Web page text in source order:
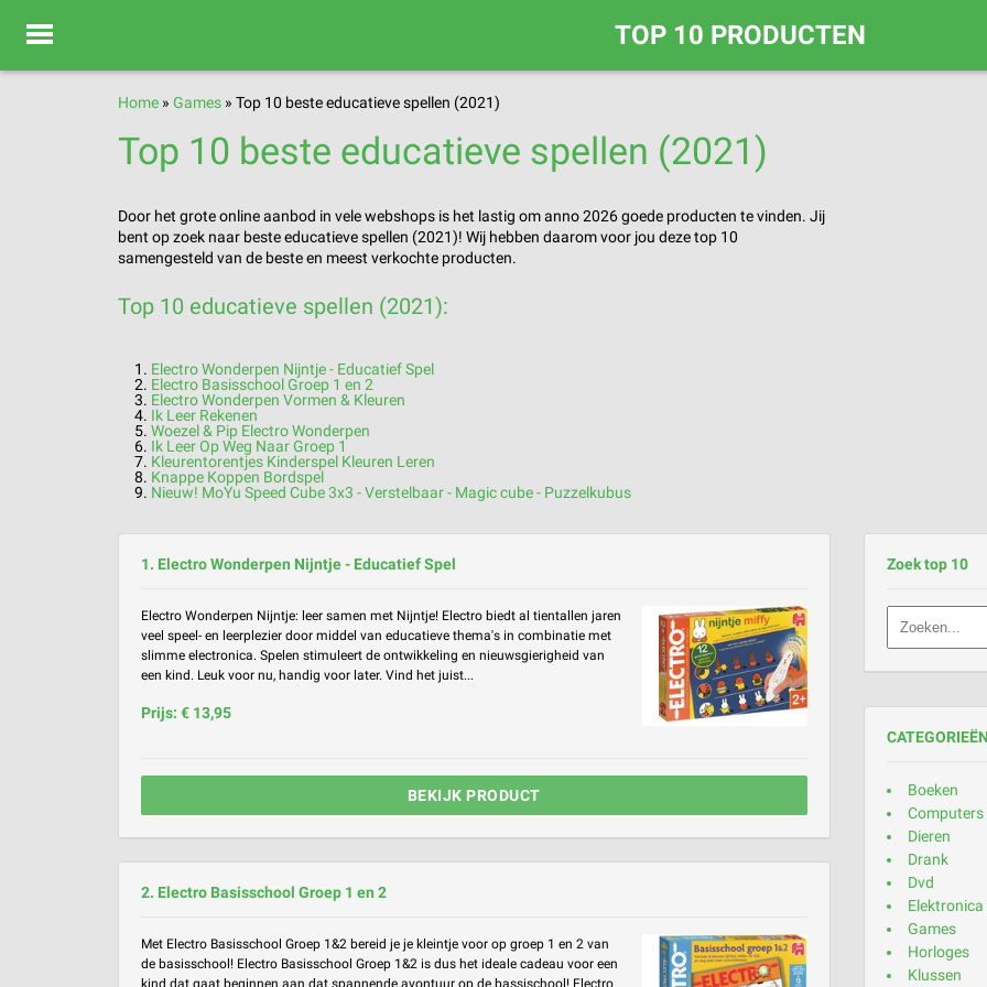
TOP 10 PRODUCTEN
Home » Games » Top 10 beste educatieve spellen (2021)
Top 10 beste educatieve spellen (2021)
Door het grote online aanbod in vele webshops is het lastig om anno 2026 goede producten te vinden. Jij
bent op zoek naar beste educatieve spellen (2021)! Wij hebben daarom voor jou deze top 10
samengesteld van de beste en meest verkochte producten.
Top 10 educatieve spellen (2021):
Electro Wonderpen Nijntje - Educatief Spel
Electro Basisschool Groep 1 en 2
Electro Wonderpen Vormen & Kleuren
Ik Leer Rekenen
Woezel & Pip Electro Wonderpen
Ik Leer Op Weg Naar Groep 1
Kleurentorentjes Kinderspel Kleuren Leren
Knappe Koppen Bordspel
Nieuw! MoYu Speed Cube 3x3 - Verstelbaar - Magic cube - Puzzelkubus
1. Electro Wonderpen Nijntje - Educatief Spel
Electro Wonderpen Nijntje: leer samen met Nijntje! Electro biedt al tientallen jaren
veel speel- en leerplezier door middel van educatieve thema's in combinatie met
slimme electronica. Spelen stimuleert de ontwikkeling en nieuwsgierigheid van
een kind. Leuk voor nu, handig voor later. Vind het juist...
Prijs: € 13,95
BEKIJK PRODUCT
2. Electro Basisschool Groep 1 en 2
Met Electro Basisschool Groep 1&2 bereid je je kleintje voor op groep 1 en 2 van
de basisschool! Electro Basisschool Groep 1&2 is dus het ideale cadeau voor een
kind dat gaat beginnen aan dat spannende avontuur op de bassischool! Electro
Zoek top 10
Boeken
Computers
Dieren
Drank
Dvd
Elektronica
Games
Horloges
Klussen